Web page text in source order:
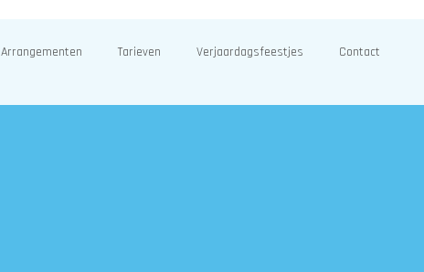
Arrangementen Tarieven Verjaardagsfeestjes Contact